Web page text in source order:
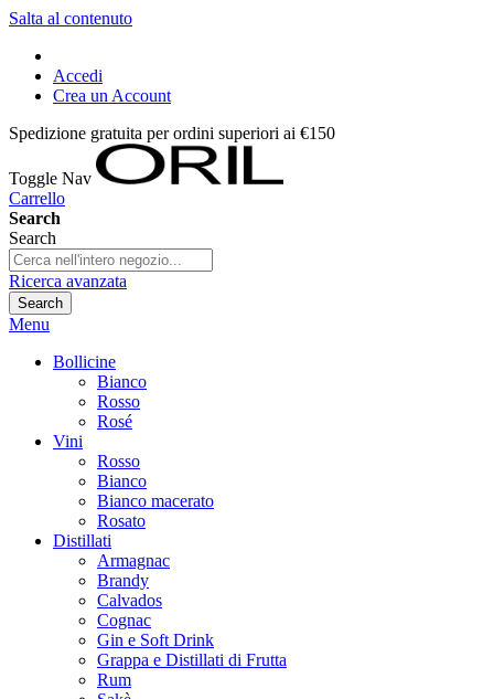
Salta al contenuto
Accedi
Crea un Account
Spedizione gratuita per ordini superiori ai €150
Toggle Nav
Carrello
Search
Search
Ricerca avanzata
Search
Menu
Bollicine
Bianco
Rosso
Rosé
Vini
Rosso
Bianco
Bianco macerato
Rosato
Distillati
Armagnac
Brandy
Calvados
Cognac
Gin e Soft Drink
Grappa e Distillati di Frutta
Rum